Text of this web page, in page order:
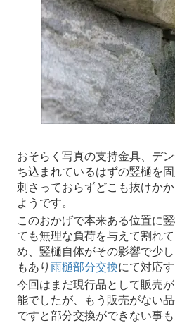
おそらく写真の支持金具、デ
ち込まれているはずの竪樋を
刺さっておらずどこも抜けか
ようです。
このおかげで本来ある位置に
ても無理な負荷を与えて割れ
め、竪樋自体がその影響で少
もあり 雨樋部分交換にて対応
今回はまだ現行品として販売
能でしたが、もう販売がない
ですと部分交換ができない事も